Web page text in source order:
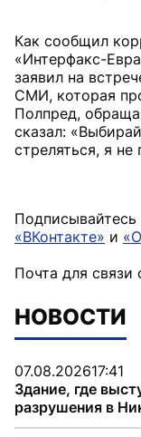
Как сообщил
«Интерфакс-
заявил на
СМИ, которая
Полпред,
сказал:
стреляться, я не
«ВКонтакте» и
Почта для связи
НОВОСТИ
07.08.202617:41
Здание, где
разрушения в